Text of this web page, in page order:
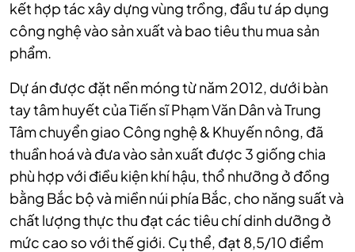
kết hợp tác xây dựng vùng trồng, đầu tư áp dụng
công nghệ vào sản xuất và bao tiêu thu mua sản
phẩm.
Dự án được đặt nền móng từ năm 2012, dưới bàn
tay tâm huyết của Tiến sĩ Phạm Văn Dân và Trung
Tâm chuyển giao Công nghệ & Khuyến nông, đã
thuần hoá và đưa vào sản xuất được 3 giống chia
phù hợp với điều kiện khí hậu, thổ nhưỡng ở đồng
bằng Bắc bộ và miền núi phía Bắc, cho năng suất và
chất lượng thực thu đạt các tiêu chí dinh dưỡng ở
mức cao so với thế giới. Cụ thể, đạt 8,5/10 điểm